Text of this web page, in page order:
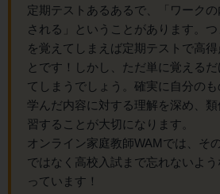
定期テストあるあるで、「ワーク
される」ということがあります。
を覚えてしまえば定期テストで高
とです！しかし、ただ単に覚える
てしまうでしょう。確実に自分のも
学んだ内容に対する理解を深め、
習することが大切になります。
オンライン家庭教師WAMでは、そ
ではなく高校入試まで忘れないよ
っています！